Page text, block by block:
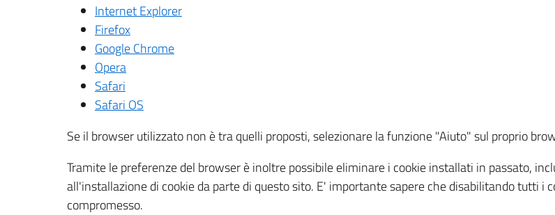
Internet Explorer
Firefox
Google Chrome
Opera
Safari
Safari OS
Se il browser utilizzato non è tra quelli proposti, selezionare la funzione "Aiuto" sul proprio
Tramite le preferenze del browser è inoltre possibile eliminare i cookie installati in passato,
all'installazione di cookie da parte di questo sito. E' importante sapere che disabilitando tutti i
compromesso.